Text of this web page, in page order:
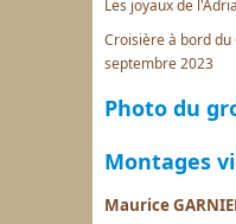
Les joyaux de
Croisière à bord du
septembre 2023
Photo du
Montages
Maurice